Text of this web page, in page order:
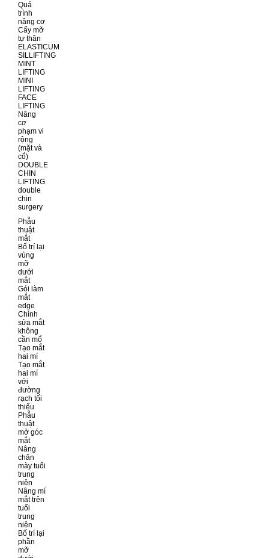
Quá
trình
nâng cơ
Cấy mỡ
tự thân
ELASTICUM
SILLIFTING
MINT
LIFTING
MINI
LIFTING
FACE
LIFTING
Nâng
cơ
phạm vi
rộng
(mặt và
cổ)
DOUBLE
CHIN
LIFTING
double
chin
surgery
Phẫu
thuật
mắt
Bố trí lại
vùng
mỡ
dưới
mắt
Gói làm
mắt
edge
Chỉnh
sửa mắt
không
cần mổ
Tạo mắt
hai mí
Tạo mắt
hai mí
với
đường
rạch tối
thiểu
Phẫu
thuật
mở góc
mắt
Nâng
chân
mày tuổi
trung
niên
Nâng mí
mắt trên
tuổi
trung
niên
Bố trí lại
phần
mỡ